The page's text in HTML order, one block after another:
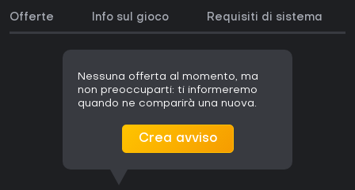
Offerte Info sul gioco Requisiti di sistema
Nessuna offerta al momento, ma
non preoccuparti: ti informeremo
quando ne comparirà una nuova.
Crea avviso